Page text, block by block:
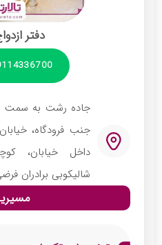
رقص نور و نورپردازی
پذیرایی به سبک ایرانی و
دیزاین سفره و خنچه
اجرای موسیقی زنده
دفتر
جاده رشت به سمت
داخل خیابان،
شالیکوبی برادران